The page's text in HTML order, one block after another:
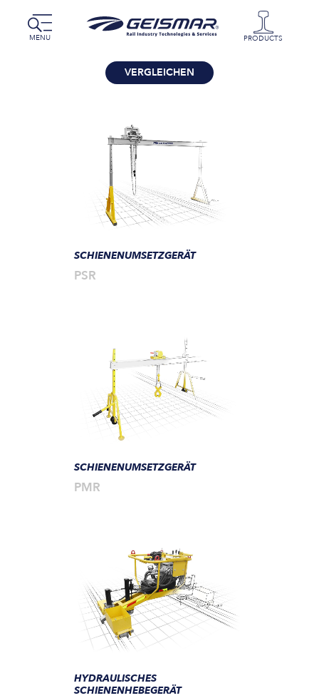
MENU PRODUCTS
VERGLEICHEN
SCHIENENUMSETZGERÄT
PSR
SCHIENENUMSETZGERÄT
PMR
HYDRAULISCHES
SCHIENENHEBEGERÄT